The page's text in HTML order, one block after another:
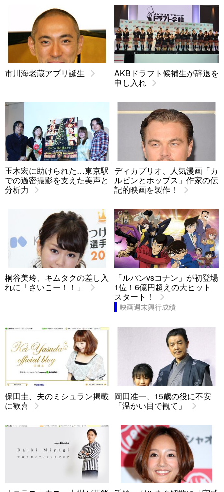
市川海老蔵アプリ誕生
AKBドラフト候補生が辞退を
申し入れ
玉木宏に助けられた…東京駅
での過密撮影を支えた美声と
分析力
ディカプリオ、人気漫画「カ
ルビンとホッブス」作家の伝
記的映画を製作！
桐谷美玲、キムタクの差し入
れに「さいこー！！」
「ルパンvsコナン」が初登場
1位！6億円超えの大ヒット
スタート！
映画週末興行成績
保田圭、夫のミシュラン掲載
に歓喜
岡田准一、15歳の役に不安
「温かい目で観て」